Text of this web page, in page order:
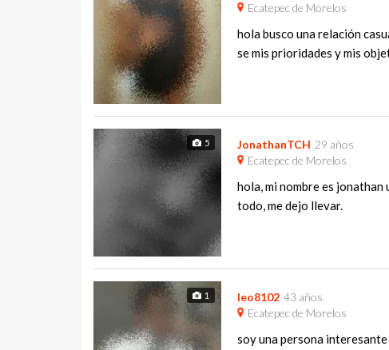
Ecatepec de Morelos
hola busco una relación
se mis prioridades y mis
5 JonathanTCH 29 años
Ecatepec de Morelos
hola, mi nombre es
todo, me dejo llevar.
1 leo8102 43 años
Ecatepec de Morelos
soy una persona